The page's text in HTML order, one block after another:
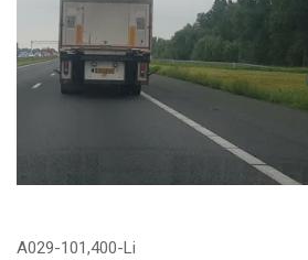
A029-101,400-Li